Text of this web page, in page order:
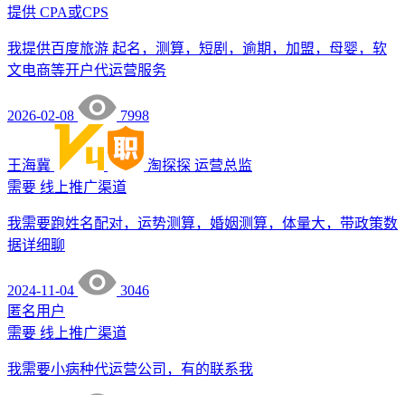
提供 CPA或CPS
我提供百度旅游 起名，测算，短剧，逾期，加盟，母婴，软
文电商等开户代运营服务
2026-02-08 7998
王海冀 淘探探 运营总监
需要 线上推广渠道
我需要跑姓名配对，运势测算，婚姻测算，体量大，带政策数
据详细聊
2024-11-04
3046
匿名用户
需要 线上推广渠道
我需要小病种代运营公司，有的联系我